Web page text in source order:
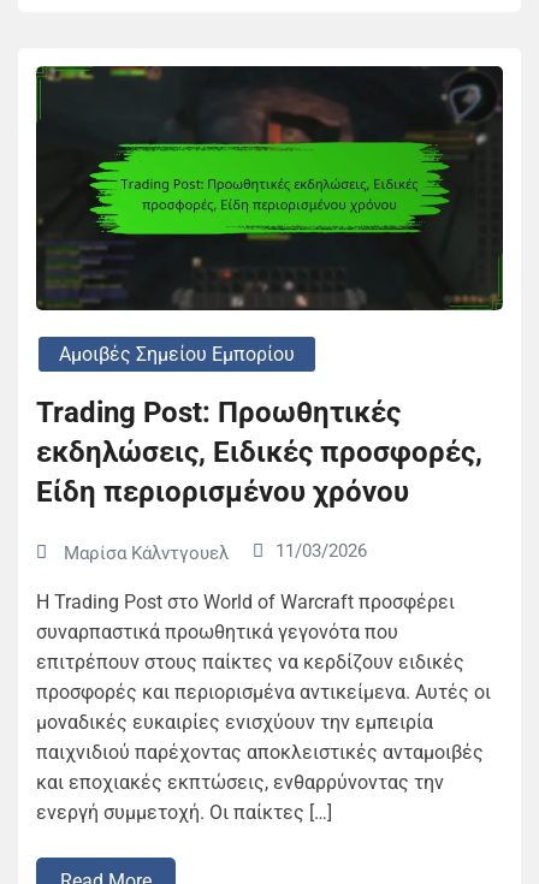
Αμοιβές Σημείου Εμπορίου
Trading Post: Προωθητικές
εκδηλώσεις, Ειδικές προσφορές,
Είδη περιορισμένου χρόνου
Μαρίσα Κάλντγουελ 11/03/2026
Η Trading Post στο World of Warcraft προσφέρει
συναρπαστικά προωθητικά γεγονότα που
επιτρέπουν στους παίκτες να κερδίζουν ειδικές
προσφορές και περιορισμένα αντικείμενα. Αυτές οι
μοναδικές ευκαιρίες ενισχύουν την εμπειρία
παιχνιδιού παρέχοντας αποκλειστικές ανταμοιβές
και εποχιακές εκπτώσεις, ενθαρρύνοντας την
ενεργή συμμετοχή. Οι παίκτες […]